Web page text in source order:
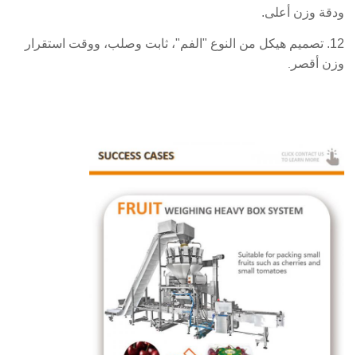
ودقة وزن أعلى.
12. تصميم هيكل من النوع "الفم"، ثابت وصلب، ووقت استقرار
وزن أقصر